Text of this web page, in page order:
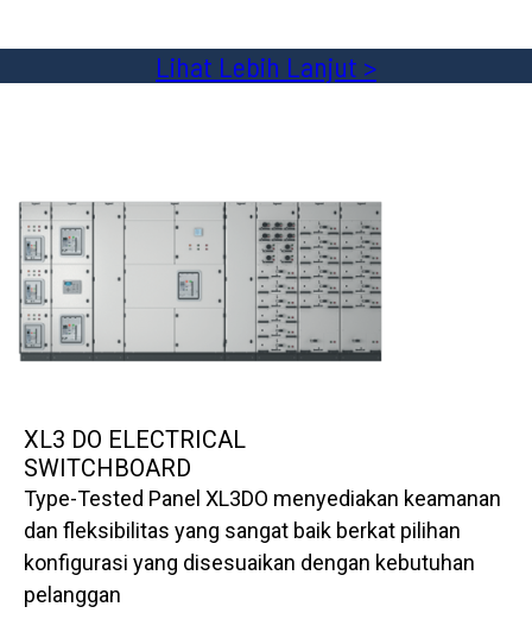
Lihat Lebih Lanjut >
XL3 DO ELECTRICAL
SWITCHBOARD
Type-Tested Panel XL3DO menyediakan keamanan
dan fleksibilitas yang sangat baik berkat pilihan
konfigurasi yang disesuaikan dengan kebutuhan
pelanggan